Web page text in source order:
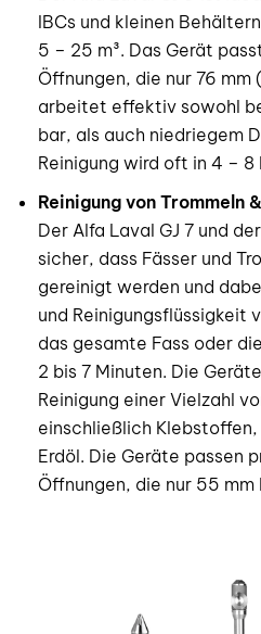
IBCs und kleinen
5 – 25 m³. Das Gerät
Öffnungen, die nur 76 mm
arbeitet effektiv sowohl
bar, als auch niedriegem
Reinigung wird oft in 4 –
Reinigung von Trommeln
Der Alfa Laval GJ 7 und
sicher, dass Fässer und
gereinigt werden und
und Reinigungsflüssigkeit
das gesamte Fass oder
2 bis 7 Minuten. Die
Reinigung einer Vielzahl
einschließlich
Erdöl. Die Geräte passen
Öffnungen, die nur 55 mm